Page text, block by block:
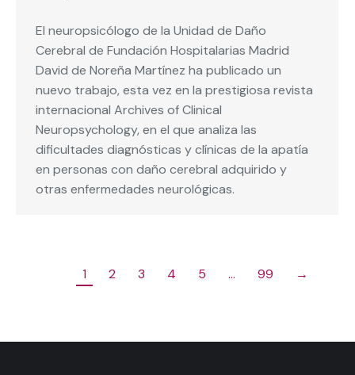
El neuropsicólogo de la Unidad de Daño
Cerebral de Fundación Hospitalarias Madrid
David de Noreña Martínez ha publicado un
nuevo trabajo, esta vez en la prestigiosa revista
internacional Archives of Clinical
Neuropsychology, en el que analiza las
dificultades diagnósticas y clínicas de la apatía
en personas con daño cerebral adquirido y
otras enfermedades neurológicas.
1 2 3 4 5 … 99 →